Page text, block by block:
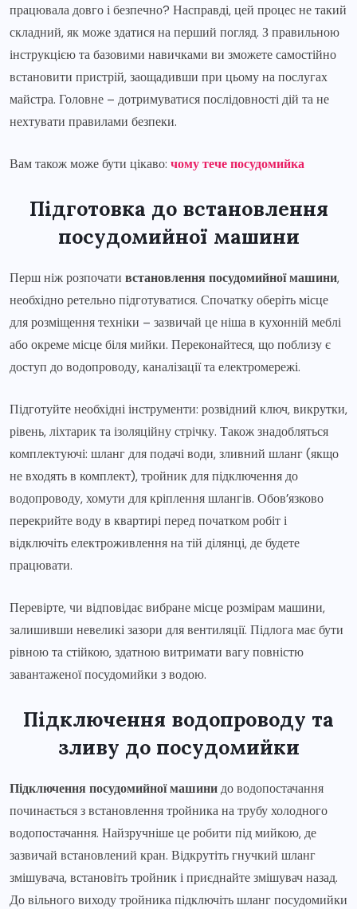
працювала довго і безпечно? Насправді, цей процес не такий
складний, як може здатися на перший погляд. З правильною
інструкцією та базовими навичками ви зможете самостійно
встановити пристрій, заощадивши при цьому на послугах
майстра. Головне – дотримуватися послідовності дій та не
нехтувати правилами безпеки.
Вам також може бути цікаво: чому тече посудомийка
Підготовка до встановлення
посудомийної машини
Перш ніж розпочати встановлення посудомийної машини,
необхідно ретельно підготуватися. Спочатку оберіть місце
для розміщення техніки – зазвичай це ніша в кухонній меблі
або окреме місце біля мийки. Переконайтеся, що поблизу є
доступ до водопроводу, каналізації та електромережі.
Підготуйте необхідні інструменти: розвідний ключ, викрутки,
рівень, ліхтарик та ізоляційну стрічку. Також знадобляться
комплектуючі: шланг для подачі води, зливний шланг (якщо
не входять в комплект), тройник для підключення до
водопроводу, хомути для кріплення шлангів. Обов’язково
перекрийте воду в квартирі перед початком робіт і
відключіть електроживлення на тій ділянці, де будете
працювати.
Перевірте, чи відповідає вибране місце розмірам машини,
залишивши невеликі зазори для вентиляції. Підлога має бути
рівною та стійкою, здатною витримати вагу повністю
завантаженої посудомийки з водою.
Підключення водопроводу та
зливу до посудомийки
Підключення посудомийної машинидо водопостачання
починається з встановлення тройника на трубу холодного
водопостачання. Найзручніше це робити під мийкою, де
зазвичай встановлений кран. Відкрутіть гнучкий шланг
змішувача, встановіть тройник і приєднайте змішувач назад.
До вільного виходу тройника підключіть шланг посудомийки